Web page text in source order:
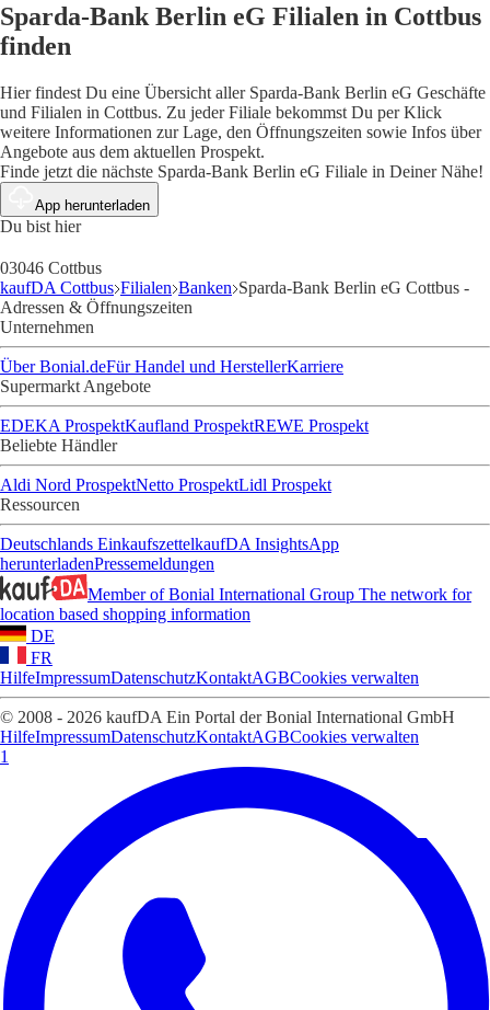
Sparda-Bank Berlin eG Filialen in Cottbus
finden
Hier findest Du eine Übersicht aller Sparda-Bank Berlin eG Geschäfte
und Filialen in Cottbus. Zu jeder Filiale bekommst Du per Klick
weitere Informationen zur Lage, den Öffnungszeiten sowie Infos über
Angebote aus dem aktuellen Prospekt.
Finde jetzt die nächste Sparda-Bank Berlin eG Filiale in Deiner Nähe!
App herunterladen
Du bist hier
03046 Cottbus
kaufDA Cottbus Filialen Banken Sparda-Bank Berlin eG Cottbus -
Adressen & Öffnungszeiten
Unternehmen
Über Bonial.deFür Handel und HerstellerKarriere
Supermarkt Angebote
EDEKA ProspektKaufland ProspektREWE Prospekt
Beliebte Händler
Aldi Nord ProspektNetto ProspektLidl Prospekt
Ressourcen
Deutschlands EinkaufszettelkaufDA InsightsApp
herunterladenPressemeldungen
Member of Bonial International Group The network for
location based shopping information
DE
FR
HilfeImpressumDatenschutzKontaktAGBCookies verwalten
© 2008 - 2026 kaufDA Ein Portal der Bonial International GmbH
HilfeImpressumDatenschutzKontaktAGBCookies verwalten
1